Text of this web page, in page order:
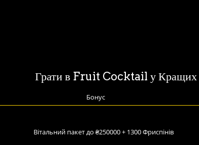
Грати в Fruit Cocktail у Кращих
Бонус
Вітальний пакет до ₴250000 + 1300 Фриспінів